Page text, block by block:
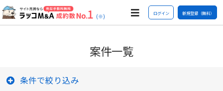
(※) ログイン 新規登録（無料）
案件一覧
条件で絞り込み